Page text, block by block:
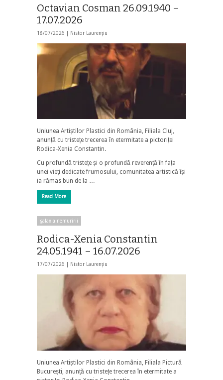
Octavian Cosman 26.09.1940 –
17.07.2026
18/07/2026 | Nistor Laurențiu
Uniunea Artiștilor Plastici din România, Filiala Cluj,
anunță cu tristețe trecerea în etermitate a pictoriței
Rodica-Xenia Constantin.
Cu profundă tristețe și o profundă reverență în fața
unei vieți dedicate frumosului, comunitatea artistică își
ia rămas bun de la …
Read More
galaxia nemuririi
Rodica-Xenia Constantin
24.05.1941 – 16.07.2026
17/07/2026 | Nistor Laurențiu
Uniunea Artiștilor Plastici din România, Filiala Pictură
București, anunță cu tristețe trecerea în etermitate a